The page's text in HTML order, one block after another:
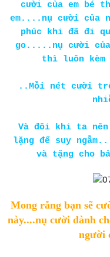
cười của em bé
em....nụ cười của
phúc khi đã đi
go.....nụ cười của
thì luôn kèm
..Mỗi nét cười
Và đôi khi ta nên
lặng để suy
và tặng cho
Mong rằng bạn sẽ
này....nụ cười dành
người